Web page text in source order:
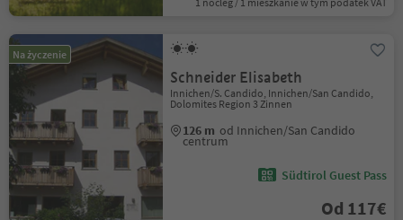
Na życzenie
Schneider Elisabeth
Innichen/S. Candido, Innichen/San Candido,
Dolomites Region 3 Zinnen
126 m od Innichen/San Candido
centrum
Südtirol Guest Pass
Od 117€